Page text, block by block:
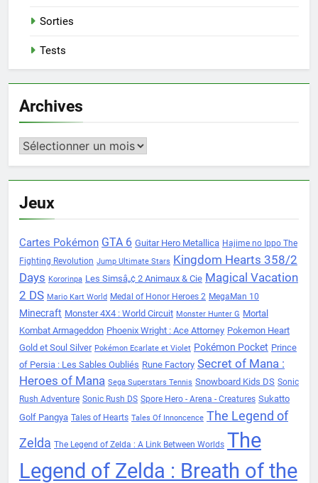
Sorties
Tests
Archives
Archives
Jeux
Cartes Pokémon GTA 6 Guitar Hero Metallica Hajime no Ippo The
Fighting Revolution Jump Ultimate Stars Kingdom Hearts 358/2
Days Kororinpa Les Simsâ„¢ 2 Animaux & Cie Magical Vacation
2 DS Mario Kart World Medal of Honor Heroes 2 MegaMan 10
Minecraft Monster 4X4 : World Circuit Monster Hunter G Mortal
Kombat Armageddon Phoenix Wright : Ace Attorney Pokemon Heart
Gold et Soul Silver Pokémon Ecarlate et Violet Pokémon Pocket Prince
of Persia : Les Sables Oubliés Rune Factory Secret of Mana :
Heroes of Mana Sega Superstars Tennis Snowboard Kids DS Sonic
Rush Adventure Sonic Rush DS Spore Hero - Arena - Creatures Sukatto
Golf Pangya Tales of Hearts Tales Of Innoncence The Legend of
Zelda The Legend of Zelda : A Link Between Worlds The
Legend of Zelda : Breath of the